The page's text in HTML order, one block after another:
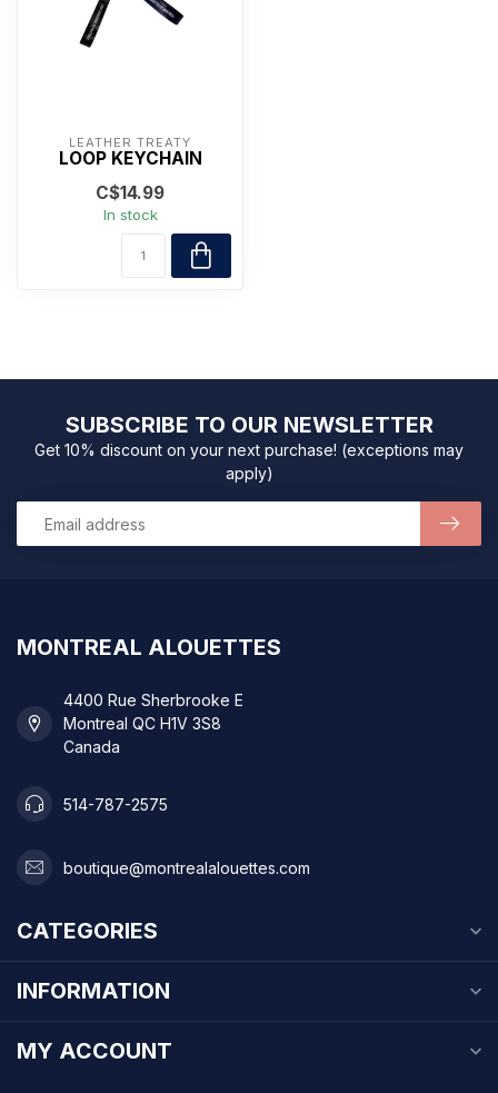
LEATHER TREATY
LOOP KEYCHAIN
C$14.99
In stock
SUBSCRIBE TO OUR NEWSLETTER
Get 10% discount on your next purchase! (exceptions may
apply)
MONTREAL ALOUETTES
4400 Rue Sherbrooke E
Montreal QC H1V 3S8
Canada
514-787-2575
boutique@montrealalouettes.com
CATEGORIES
INFORMATION
MY ACCOUNT